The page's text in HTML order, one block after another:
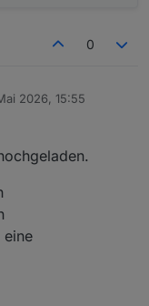
0
2026, 15:55
eine